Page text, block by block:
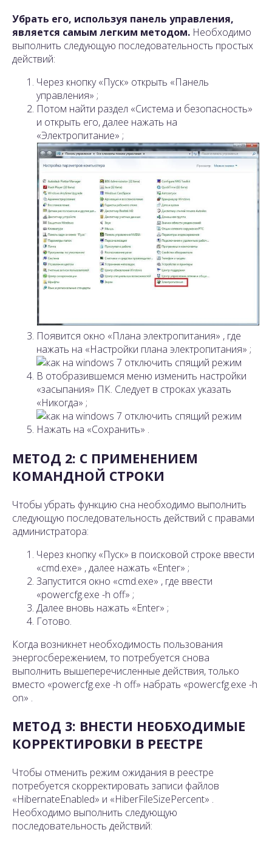
Убрать его, используя панель управления,
является самым легким методом. Необходимо
выполнить следующую последовательность простых
действий:
Через кнопку «Пуск» открыть «Панель
управления» ;
Потом найти раздел «Система и безопасность»
и открыть его, далее нажать на
«Электропитание» ;
Появится окно «Плана электропитания» , где
нажать на «Настройки плана электропитания» ;
В отобразившемся меню изменить настройки
«засыпания» ПК. Следует в строках указать
«Никогда» ;
Нажать на «Сохранить» .
МЕТОД 2: С ПРИМЕНЕНИЕМ
КОМАНДНОЙ СТРОКИ
Чтобы убрать функцию сна необходимо выполнить
следующую последовательность действий с правами
администратора:
Через кнопку «Пуск» в поисковой строке ввести
«cmd.exe» , далее нажать «Enter» ;
Запустится окно «cmd.exe» , где ввести
«powercfg.exe -h off» ;
Далее вновь нажать «Enter» ;
Готово.
Когда возникнет необходимость пользования
энергосбережением, то потребуется снова
выполнить вышеперечисленные действия, только
вместо «powercfg.exe -h off» набрать «powercfg.exe -h
on» .
МЕТОД 3: ВНЕСТИ НЕОБХОДИМЫЕ
КОРРЕКТИРОВКИ В РЕЕСТРЕ
Чтобы отменить режим ожидания в реестре
потребуется скорректировать записи файлов
«HibernateEnabled» и «HiberFileSizePercent» .
Необходимо выполнить следующую
последовательность действий: